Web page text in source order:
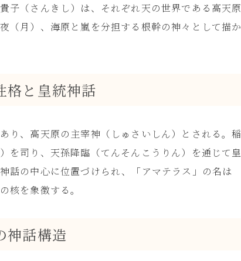
子（さんきし）は、それぞれ天の世界である高天原
（月）、海原と嵐を分担する根幹の神々として描か
格と皇統神話
り、高天原の主宰神（しゅさいしん）とされる。稲
を司り、天孫降臨（てんそんこうりん）を通じて皇
話の中心に位置づけられ、「アマテラス」の名は
核を象徴する。
神話構造